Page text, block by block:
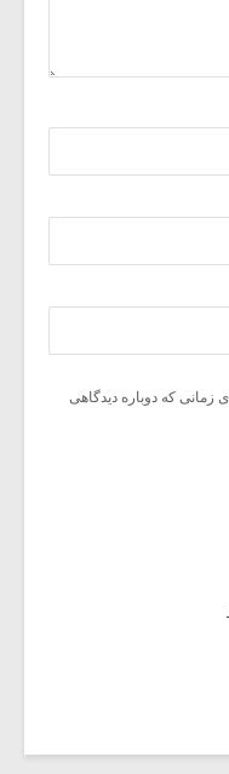
زمانی که دوباره دیدگاهی